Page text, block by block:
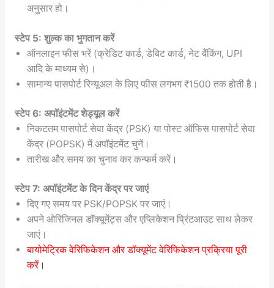
अनुसार हो।
स्टेप 5: शुल्क का भुगतान करें
ऑनलाइन फीस भरें (क्रेडिट कार्ड, डेबिट कार्ड, नेट बैंकिंग, UPI
आदि के माध्यम से)।
सामान्य पासपोर्ट रिन्यूअल के लिए फीस लगभग ₹1500 तक होती है।
स्टेप 6: अपॉइंटमेंट शेड्यूल करें
निकटतम पासपोर्ट सेवा केंद्र (PSK) या पोस्ट ऑफिस पासपोर्ट सेवा
केंद्र (POPSK) में अपॉइंटमेंट चुनें।
तारीख और समय का चुनाव कर कन्फर्म करें।
स्टेप 7: अपॉइंटमेंट के दिन केंद्र पर जाएं
दिए गए समय पर PSK/POPSK पर जाएं।
अपने ओरिजिनल डॉक्यूमेंट्स और एप्लिकेशन प्रिंटआउट साथ लेकर
जाएं।
बायोमेट्रिक वेरिफिकेशन और डॉक्यूमेंट वेरिफिकेशन प्रक्रिया पूरी
करें।